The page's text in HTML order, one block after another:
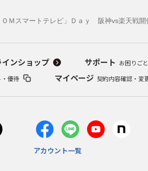
ＯＭスマートテレビ」Ｄａｙ 阪神vs楽天戦
ンショップ サポート お困りご
優待 マイページ 契約内容確認・変
アカウント一覧